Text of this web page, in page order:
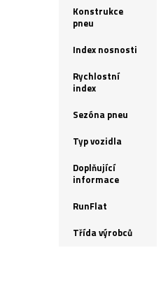
Konstrukce
pneu
Index nosnosti
Rychlostní
index
Sezóna pneu
Typ vozidla
Doplňující
informace
RunFlat
Třída výrobců